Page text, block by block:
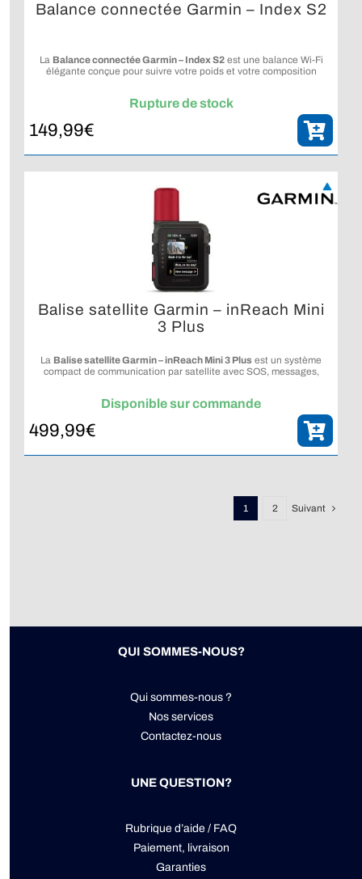
Balance connectée Garmin – Index S2
La Balance connectée Garmin – Index S2est une balance Wi-Fi
élégante conçue pour suivre votre poids et votre composition
Rupture de stock
149,99€
Balise satellite Garmin – inReach Mini
3 Plus
La Balise satellite Garmin – inReach Mini 3 Plus est un système
compact de communication par satellite avec SOS, messages,
Disponible sur commande
499,99€
1 2 Suivant
QUI SOMMES-NOUS?
Qui sommes-nous ?
Nos services
Contactez-nous
UNE QUESTION?
Rubrique d’aide / FAQ
Paiement, livraison
Garanties